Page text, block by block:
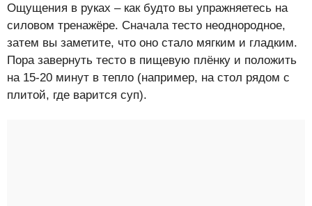
Ощущения в руках – как будто вы упражняетесь на
силовом тренажёре. Сначала тесто неоднородное,
затем вы заметите, что оно стало мягким и гладким.
Пора завернуть тесто в пищевую плёнку и положить
на 15-20 минут в тепло (например, на стол рядом с
плитой, где варится суп).